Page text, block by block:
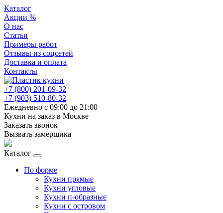
Каталог
Акции %
О нас
Статьи
Примеры работ
Отзывы из соцсетей
Доставка и оплата
Контакты
+7 (800) 201-09-32
+7 (903) 510-80-32
Ежедневно с 09:00 до 21:00
Кухни на заказ в Москве
Заказать звонок
Вызвать замерщика
Каталог
По форме
Кухни прямые
Кухни угловые
Кухни п-образные
Кухни с островом